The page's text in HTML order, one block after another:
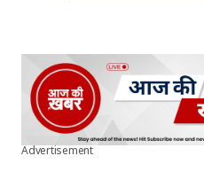
Advertisement